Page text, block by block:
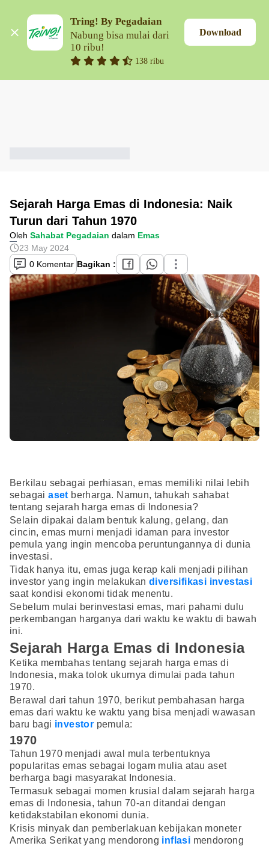
Tring! By Pegadaian
Nabung bisa mulai dari
10 ribu!
138 ribu
Download
Sejarah Harga Emas di Indonesia: Naik
Turun dari Tahun 1970
Oleh Sahabat Pegadaian dalam Emas
23 May 2024
0 Komentar Bagikan :
Berkilau sebagai perhiasan, emas memiliki nilai lebih
sebagaiaset berharga. Namun, tahukah sahabat
tentang sejarah harga emas di Indonesia?
Selain dipakai dalam bentuk kalung, gelang, dan
cincin, emas murni menjadi idaman para investor
pemula yang ingin mencoba peruntungannya di dunia
investasi.
Tidak hanya itu, emas juga kerap kali menjadi pilihan
investor yang ingin melakukan diversifikasi investasi
saat kondisi ekonomi tidak menentu.
Sebelum mulai berinvestasi emas, mari pahami dulu
perkembangan harganya dari waktu ke waktu di bawah
ini.
Sejarah Harga Emas di Indonesia
Ketika membahas tentang sejarah harga emas di
Indonesia, maka tolok ukurnya dimulai pada tahun
1970.
Berawal dari tahun 1970, berikut pembahasan harga
emas dari waktu ke waktu yang bisa menjadi wawasan
baru bagi investor pemula:
1970
Tahun 1970 menjadi awal mula terbentuknya
popularitas emas sebagai logam mulia atau aset
berharga bagi masyarakat Indonesia.
Termasuk sebagai momen krusial dalam sejarah harga
emas di Indonesia, tahun 70-an ditandai dengan
ketidakstabilan ekonomi dunia.
Krisis minyak dan pemberlakuan kebijakan moneter
Amerika Serikat yang mendorong inflasi mendorong